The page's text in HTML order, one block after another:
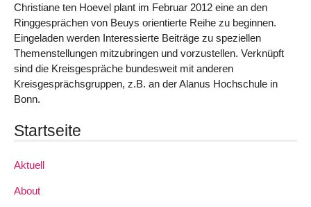
Christiane ten Hoevel plant im Februar 2012 eine an den
Ringgesprächen von Beuys orientierte Reihe zu beginnen.
Eingeladen werden Interessierte Beiträge zu speziellen
Themenstellungen mitzubringen und vorzustellen. Verknüpft
sind die Kreisgespräche bundesweit mit anderen
Kreisgesprächsgruppen, z.B. an der Alanus Hochschule in
Bonn.
Startseite
Aktuell
About